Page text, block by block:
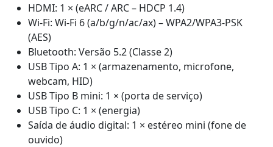
HDMI: 1 × (eARC / ARC – HDCP 1.4)
Wi-Fi: Wi-Fi 6 (a/b/g/n/ac/ax) – WPA2/WPA3-PSK
(AES)
Bluetooth: Versão 5.2 (Classe 2)
USB Tipo A: 1 × (armazenamento, microfone,
webcam, HID)
USB Tipo B mini: 1 × (porta de serviço)
USB Tipo C: 1 × (energia)
Saída de áudio digital: 1 × estéreo mini (fone de
ouvido)